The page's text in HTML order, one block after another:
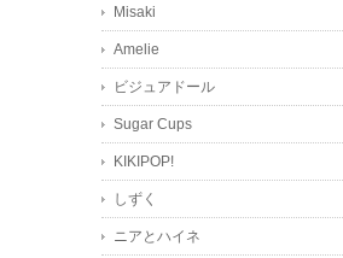
Misaki
Amelie
ビジュアドール
Sugar Cups
KIKIPOP!
しずく
ニアとハイネ